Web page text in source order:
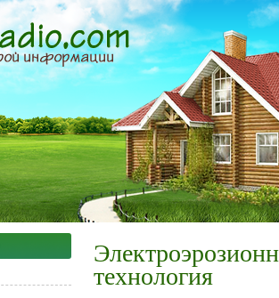
технология